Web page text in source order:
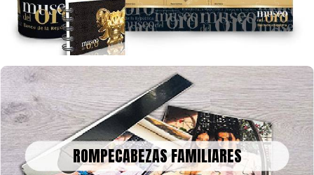
ROMPECABEZAS FAMILIARES
ROMPECABEZAS FAMILIARES
Un bonito recuerdo para decorar o enmarcar en la historia, tus
fotos o collage en rompecabezas, para celebrar una fecha